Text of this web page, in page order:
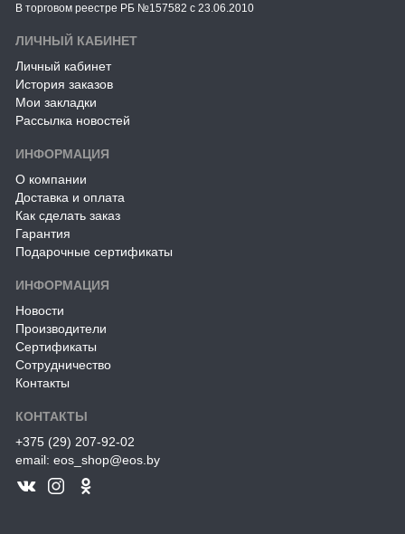
В торговом реестре РБ №157582 с 23.06.2010
ЛИЧНЫЙ КАБИНЕТ
Личный кабинет
История заказов
Мои закладки
Рассылка новостей
ИНФОРМАЦИЯ
О компании
Доставка и оплата
Как сделать заказ
Гарантия
Подарочные сертификаты
ИНФОРМАЦИЯ
Новости
Производители
Сертификаты
Сотрудничество
Контакты
КОНТАКТЫ
+375 (29) 207-92-02
email: eos_shop@eos.by